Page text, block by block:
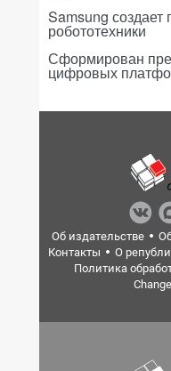
Samsung создает
робототехники
Сформирован
цифровых
Об издательстве
Контакты
О
Политика